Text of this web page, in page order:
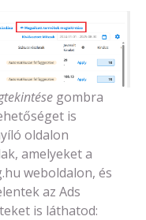
gombra
is
oldalon
amelyeket a
weboldalon, és
az Ads
is láthatod: